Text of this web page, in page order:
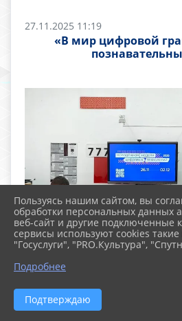
27.11.2025 11:19
«В мир цифровой
Пользуясь нашим сайтом, вы
обработки персональных данных
веб-сайт и другие подключенные
сервисы используют cookies
"Госуслуги", "PRO.Культура",
Подробнее
Подтверждаю